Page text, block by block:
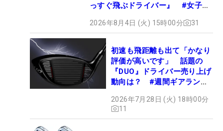
っすぐ飛ぶドライバー』 #女子プ
2026年8月4日 (火) 15時00分 31
初速も飛距離も出て「かなり
評価が高いです」 話題の
『DUO』ドライバー売り上げ
動向は？ #週間ギアランキ
2026年7月28日 (火) 18時00分
11